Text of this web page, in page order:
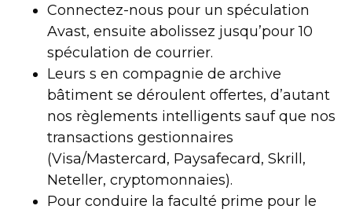
Connectez-nous pour un spéculation
Avast, ensuite abolissez jusqu’pour 10
spéculation de courrier.
Leurs s en compagnie de archive
bâtiment se déroulent offertes, d’autant
nos règlements intelligents sauf que nos
transactions gestionnaires
(Visa/Mastercard, Paysafecard, Skrill,
Neteller, cryptomonnaies).
Pour conduire la faculté prime pour le